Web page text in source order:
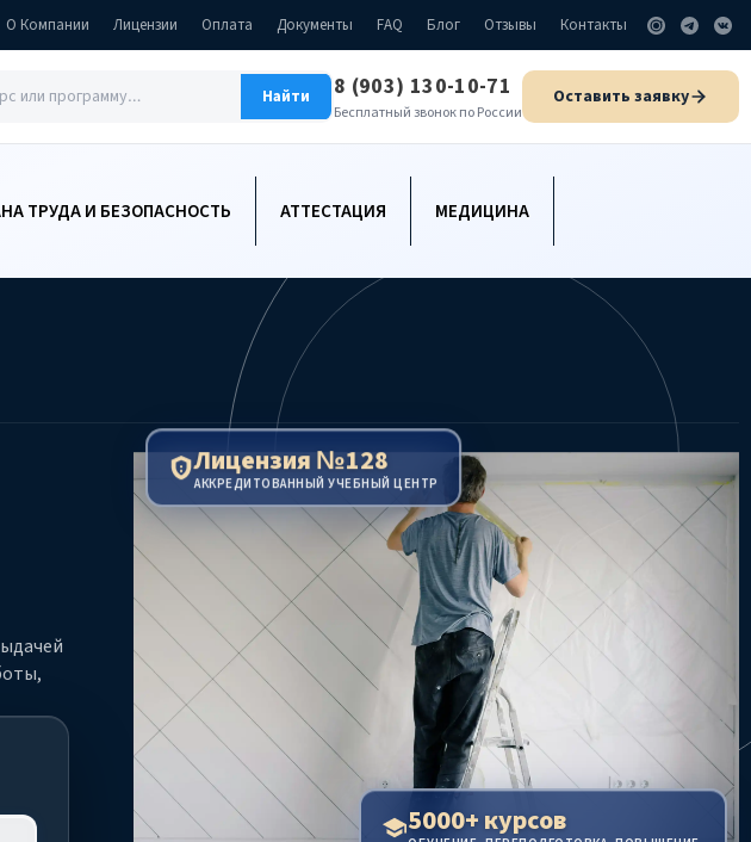
О Компании Лицензии Оплата Документы FAQ Блог Отзывы Контакты
Найти 8 (903) 130-10-71
Бесплатный звонок по России
Оставить заявку
ТРУДА И БЕЗОПАСНОСТЬ АТТЕСТАЦИЯ МЕДИЦИНА
Лицензия №128
АККРЕДИТОВАННЫЙ УЧЕБНЫЙ ЦЕНТР
5000+ курсов